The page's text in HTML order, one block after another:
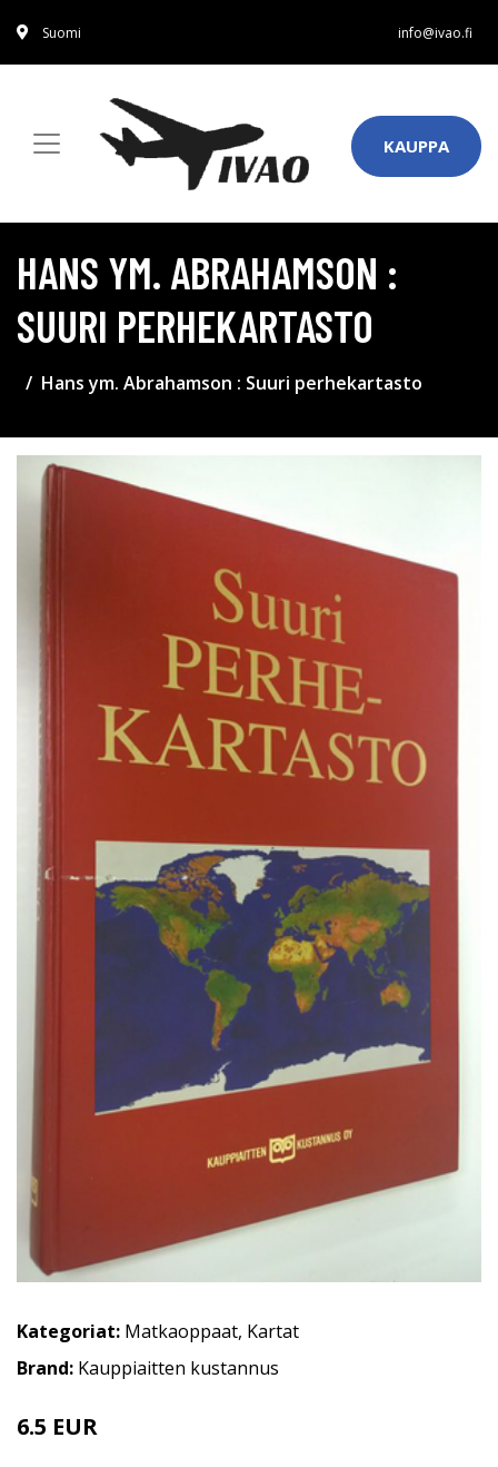
Suomi info@ivao.fi
KAUPPA
HANS YM. ABRAHAMSON :
SUURI PERHEKARTASTO
Hans ym. Abrahamson : Suuri perhekartasto
Kategoriat: Matkaoppaat, Kartat
Brand: Kauppiaitten kustannus
6.5 EUR